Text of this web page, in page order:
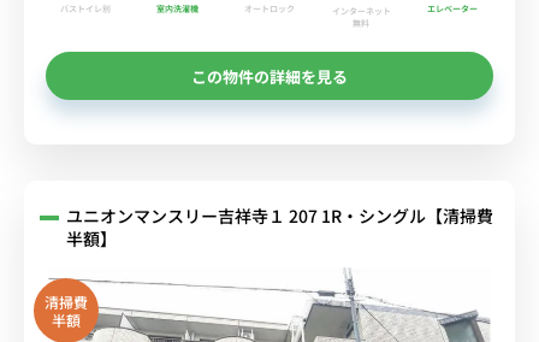
バストイレ別 室内洗濯機 オートロック
インターネット
無料
エレベーター
この物件の詳細を見る
ユニオンマンスリー吉祥寺１ 207 1R・シングル【清掃費
半額】
清掃費
半額